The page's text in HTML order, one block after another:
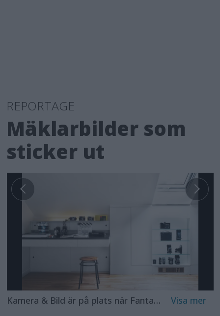
REPORTAGE
Mäklarbilder som
sticker ut
Kamera & Bild är på plats när Fantastic Frank fotograferar en lägenhetpå Södermalm i Stockholm. Det här är resultatet från det tillfället.